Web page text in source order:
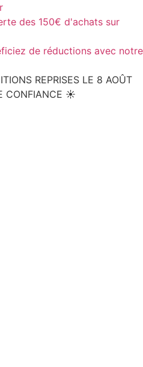
des 150€ d'achats sur
de réductions avec notre
REPRISES LE 8 AOÛT
CONFIANCE ☀️